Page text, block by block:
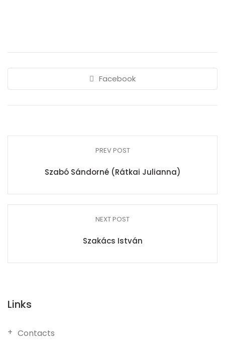
Facebook
PREV POST
Szabó Sándorné (Rátkai Julianna)
NEXT POST
Szakács István
Links
Contacts